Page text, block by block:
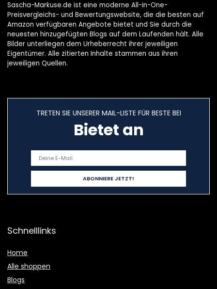
Sascha-Markuse.de ist eine moderne All-in-One-
Preisvergleichs- und Bewertungswebsite, die die besten auf
Amazon verfügbaren Angebote bietet und Sie durch die
neuesten hinzugefügten Blogs auf dem Laufenden hält. Alle
Bilder unterliegen dem Urheberrecht ihrer jeweiligen
Eigentümer. Alle zitierten Inhalte stammen aus ihren
jeweiligen Quellen.
TRETEN SIE UNSERER MAIL-LISTE FÜR BESTE BEI
Bietet an
Schnelllinks
Home
Alle shoppen
Blogs